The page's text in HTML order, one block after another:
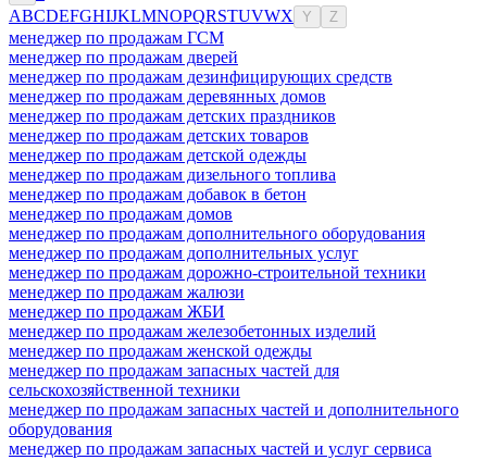
ABCDEFGHIJKLMNOPQRSTUVWX Y Z
менеджер по продажам ГСМ
менеджер по продажам дверей
менеджер по продажам дезинфицирующих средств
менеджер по продажам деревянных домов
менеджер по продажам детских праздников
менеджер по продажам детских товаров
менеджер по продажам детской одежды
менеджер по продажам дизельного топлива
менеджер по продажам добавок в бетон
менеджер по продажам домов
менеджер по продажам дополнительного оборудования
менеджер по продажам дополнительных услуг
менеджер по продажам дорожно-строительной техники
менеджер по продажам жалюзи
менеджер по продажам ЖБИ
менеджер по продажам железобетонных изделий
менеджер по продажам женской одежды
менеджер по продажам запасных частей для
сельскохозяйственной техники
менеджер по продажам запасных частей и дополнительного
оборудования
менеджер по продажам запасных частей и услуг сервиса